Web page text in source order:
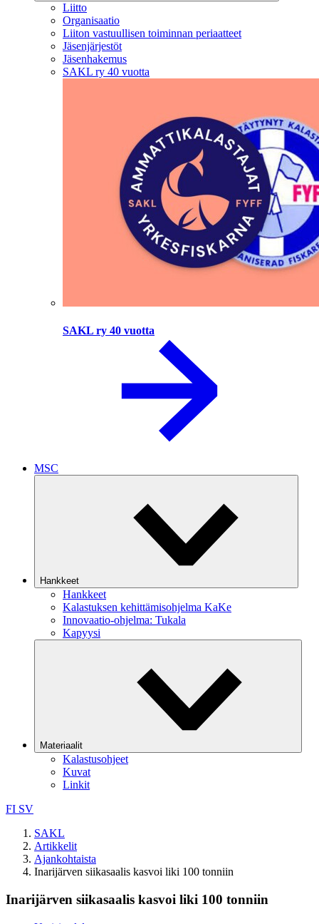
Liitto
Organisaatio
Liiton vastuullisen toiminnan periaatteet
Jäsenjärjestöt
Jäsenhakemus
SAKL ry 40 vuotta
SAKL ry 40 vuotta
MSC
Hankkeet
Hankkeet
Kalastuksen kehittämisohjelma KaKe
Innovaatio-ohjelma: Tukala
Kapyysi
Materiaalit
Kalastusohjeet
Kuvat
Linkit
FI SV
SAKL
Artikkelit
Ajankohtaista
Inarijärven siikasaalis kasvoi liki 100 tonniin
Inarijärven siikasaalis kasvoi liki 100 tonniin